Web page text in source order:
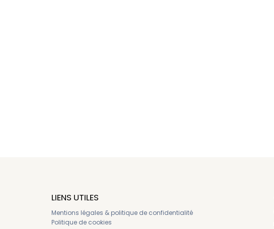
LIENS UTILES
Mentions légales & politique de confidentialité
Politique de cookies